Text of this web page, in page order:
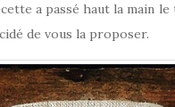
a passé haut la main
de vous la proposer.